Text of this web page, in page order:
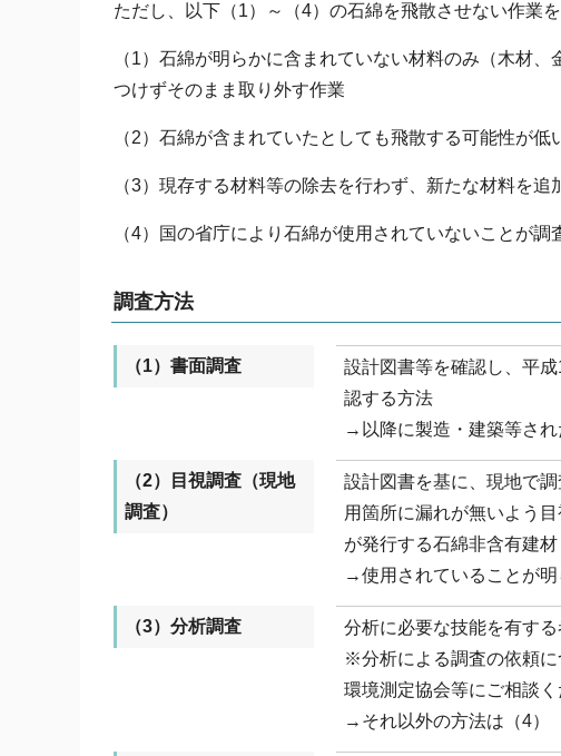
ただし、以下（1）～（4）の石綿を飛散させない作業
（1）石綿が明らかに含まれていない材料のみ（木材
つけずそのまま取り外す作業
（2）石綿が含まれていたとしても飛散する可能性が低
（3）現存する材料等の除去を行わず、新たな材料を
（4）国の省庁により石綿が使用されていないことが
調査方法
（1）書面調査
設計図書等を確認し、平
認する方法
→以降に製造・建築等され
（2）目視調査（現地
調査）
設計図書を基に、現地で
用箇所に漏れが無いよう
が発行する石綿非含有建材
→使用されていることが明
（3）分析調査
分析に必要な技能を有す
※分析による調査の依頼
環境測定協会等にご相談く
→それ以外の方法は（4）